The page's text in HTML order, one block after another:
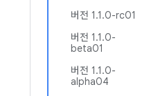
버전 1.1.0-rc01
버전 1.1.0-
beta01
버전 1.1.0-
alpha04